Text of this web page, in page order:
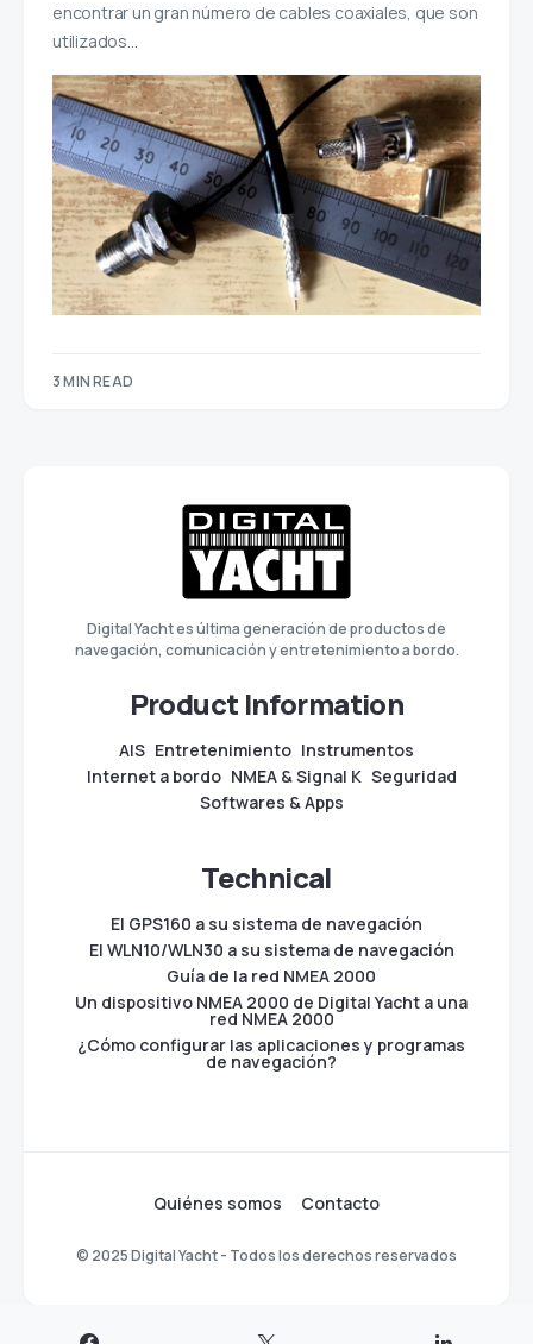
encontrar un gran número de cables coaxiales, que son
utilizados…
3 MIN READ
Digital Yacht es última generación de productos de
navegación, comunicación y entretenimiento a bordo.
Product Information
AIS Entretenimiento Instrumentos
Internet a bordo NMEA & Signal K Seguridad
Softwares & Apps
Technical
El GPS160 a su sistema de navegación
El WLN10/WLN30 a su sistema de navegación
Guía de la red NMEA 2000
Un dispositivo NMEA 2000 de Digital Yacht a una
red NMEA 2000
¿Cómo configurar las aplicaciones y programas
de navegación?
Quiénes somos Contacto
© 2025 Digital Yacht - Todos los derechos reservados